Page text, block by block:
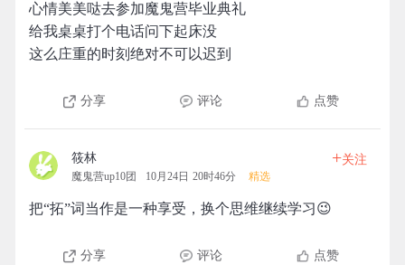
心情美美哒去参加魔鬼营毕业典礼
给我桌桌打个电话问下起床没
这么庄重的时刻绝对不可以迟到
分享 评论 点赞
筱林
魔鬼营up10团 10月24日 20时46分 精选
+关注
把“拓”词当作是一种享受，换个思维继续学习😉
分享 评论 点赞